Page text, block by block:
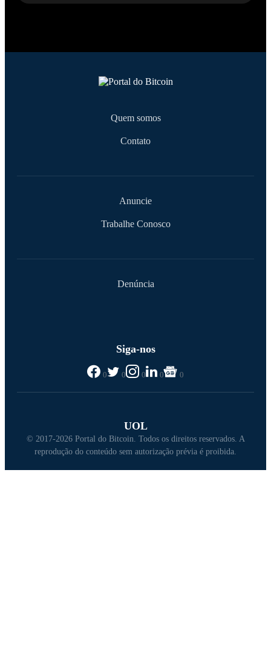
Quem somos
Contato
Anuncie
Trabalhe Conosco
Denúncia
Siga-nos
0 0 0 0 0
UOL
© 2017-2026 Portal do Bitcoin. Todos os direitos reservados. A
reprodução do conteúdo sem autorização prévia é proibida.